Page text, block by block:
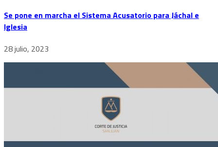
Se pone en marcha el Sistema Acusatorio para Jáchal e
Iglesia
28 julio, 2023